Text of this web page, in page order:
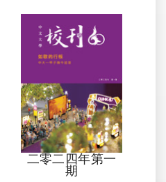
二零二四年第一
期